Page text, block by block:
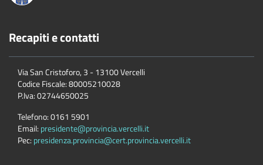
Recapiti e contatti
Via San Cristoforo, 3 - 13100 Vercelli
Codice Fiscale:80005210028
P.Iva:02744650025
Telefono:0161 5901
Email: presidente@provincia.vercelli.it
Pec: presidenza.provincia@cert.provincia.vercelli.it